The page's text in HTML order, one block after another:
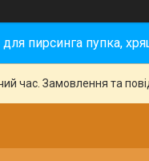
пирсинга пупка,
час. Замовлення та